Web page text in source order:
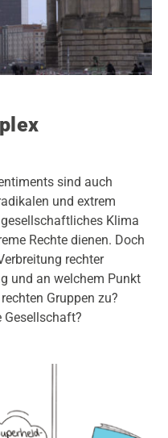
sind auch
und extrem
Klima
Rechte dienen. Doch
rechter
und an welchem Punkt
Gruppen zu?
Gesellschaft?